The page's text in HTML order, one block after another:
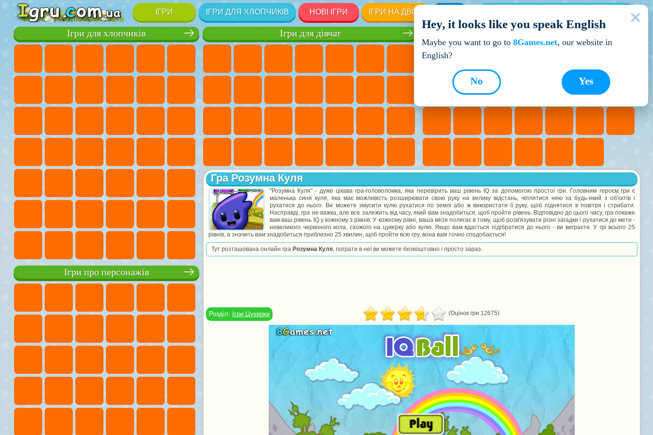
ІГРИ ІГРИ ДЛЯ ХЛОПЧИКІВ НОВІ ІГРИ ІГРИ НА ДВОХ
Кращі ігри
Ігри для дівчат
Ігри для хлопчиків
Ігри про персонажів
Гра Розумна Куля
"Розумна Куля" - дуже цікава гра-головоломка, яка перевірить ваш рівень IQ за допомогою простої гри. Головним героєм гри є
маленька синя куля, яка має можливість розширювати свою руку на велику відстань, чіплятися нею за будь-який з об'єктів і
рухатися до нього. Ви можете змусити кулю рухатися по землі або ж використати її руку, щоб піднятися в повітря і стрибати.
Насправді, гра не важка, але все залежить від часу, який вам знадобиться, щоб пройти рівень. Відповідно до цього часу, гра покаже
вам ваш рівень IQ у кожному з рівнів. У кожному рівні, ваша місія полягає в тому, щоб розв'язувати різні загадки і рухатися до мети -
невеликого червоного кола, схожого на цукерку або кулю. Якщо вам вдасться підібратися до нього - ви виграєте. У грі всього 25
рівнів, а значить вам знадобиться приблизно 25 хвилин, щоб пройти всю гру, вона вам точно сподобається!
Тут розташована онлайн гра Розумна Куля, пограти в неї ви можете безкоштовно і просто зараз.
Розділ: Ігри Цукерки (Оцінок гри 12675)
Hey, it looks like you speak English
Maybe you want to go to 8Games.net, our website in
English?
Yes
No